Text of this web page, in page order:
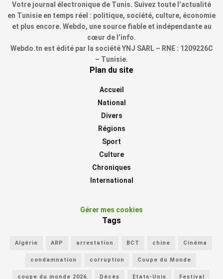
Votre journal électronique de Tunis. Suivez toute l’actualité
en Tunisie en temps réel : politique, société, culture, économie
et plus encore. Webdo, une source fiable et indépendante au
cœur de l’info.
Webdo.tn est édité par la société YNJ SARL – RNE : 1209226C
– Tunisie.
Plan du site
Accueil
National
Divers
Régions
Sport
Culture
Chroniques
International
Gérer mes cookies
Tags
Algérie ARP arrestation BCT chine Cinéma
condamnation corruption Coupe du Monde
coupe du monde 2026 Décès Etats-Unis Festival